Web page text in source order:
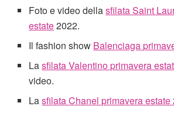
Foto e video dellasfilata Saint
estate2022.
Il fashion show Balenciaga
Lasfilata Valentino primavera
video.
Lasfilata Chanel primavera estate